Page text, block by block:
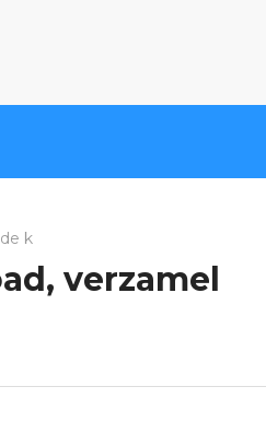
k
verzamel